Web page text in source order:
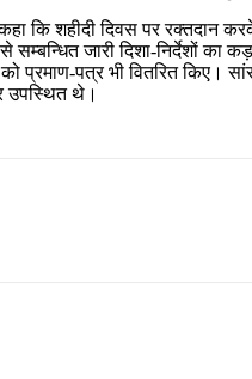
कि शहीदी दिवस पर रक्तदान
जारी दिशा-निर्देशों
प्रमाण-पत्र भी वितरित किए।
उपस्थित थे।